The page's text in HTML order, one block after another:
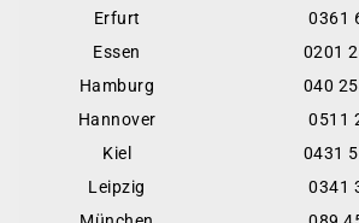
Erfurt
0361
Essen
0201
Hamburg
040
Hannover
0511
Kiel
0431
Leipzig
0341